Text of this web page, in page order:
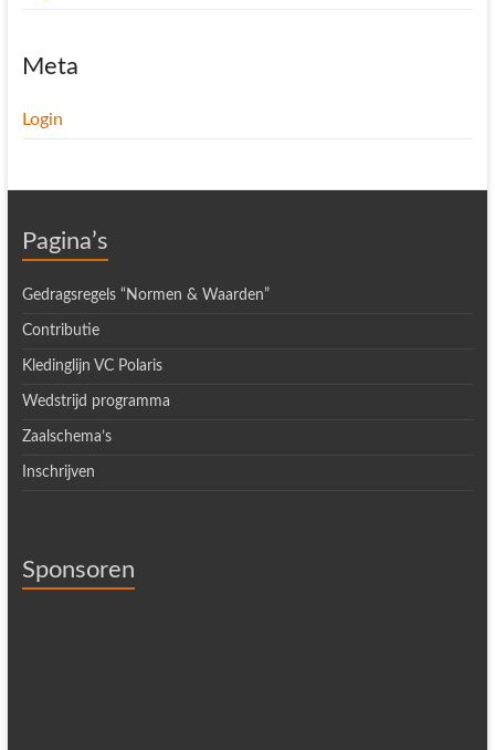
Meta
Login
Pagina’s
Gedragsregels “Normen & Waarden”
Contributie
Kledinglijn VC Polaris
Wedstrijd programma
Zaalschema’s
Inschrijven
Sponsoren